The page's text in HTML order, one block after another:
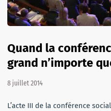
Quand la
grand n’importe
8 juillet 2014
L’acte III de la conférence